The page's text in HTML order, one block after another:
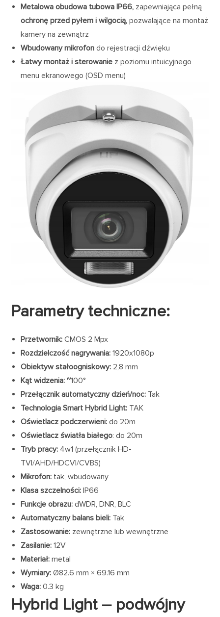
Metalowa obudowa tubowa IP66, zapewniająca pełną
ochronę przed pyłem i wilgocią, pozwalające na montaż
kamery na zewnątrz
Wbudowany mikrofon do rejestracji dźwięku
Łatwy montaż i sterowanie z poziomu intuicyjnego
menu ekranowego (OSD menu)
Parametry techniczne:
Przetwornik: CMOS 2 Mpx
Rozdzielczość nagrywania:1920x1080p
Obiektyw stałoogniskowy: 2,8 mm
Kąt widzenia: ~100°
Przełącznik automatyczny dzień/noc: Tak
Technologia Smart Hybrid Light: TAK
Oświetlacz podczerwieni: do 20m
Oświetlacz światła białego: do 20m
Tryb pracy: 4w1 (przełącznik HD-
TVI/AHD/HDCVI/CVBS)
Mikrofon: tak, wbudowany
Klasa szczelności: IP66
Funkcje obrazu: dWDR, DNR, BLC
Automatyczny balans bieli: Tak
Zastosowanie: zewnętrzne lub wewnętrzne
Zasilanie: 12V
Materiał: metal
Wymiary:Ø82.6 mm × 69.16 mm
Waga: 0.3 kg
Hybrid Light – podwójny